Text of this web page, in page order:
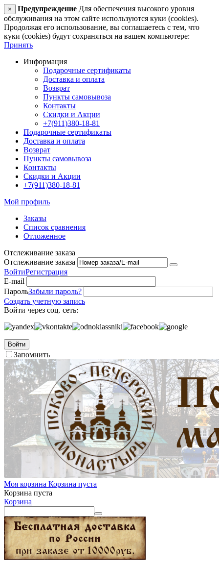
× Предупреждение Для обеспечения высокого уровня
обслуживания на этом сайте используются куки (cookies).
Продолжая его использование, вы соглашаетесь с тем, что
куки (cookies) будут сохраняться на вашем компьютере:
Принять
Информация
Подарочные сертификаты
Доставка и оплата
Возврат
Пункты самовывоза
Контакты
Скидки и Акции
+7(911)380-18-81
Подарочные сертификаты
Доставка и оплата
Возврат
Пункты самовывоза
Контакты
Скидки и Акции
+7(911)380-18-81
Мой профиль
Заказы
Список сравнения
Отложенное
Отслеживание заказа
Отслеживание заказа
ВойтиРегистрация
E-mail
ПарольЗабыли пароль?
Создать учетную запись
Войти через соц. сеть:
Войти
Запомнить
Моя корзина Корзина пуста
Корзина пуста
Корзина